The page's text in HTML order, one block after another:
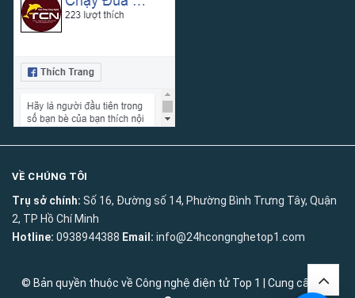
VỀ CHÚNG TÔI
Trụ sở chính: Số 16, Đường số 14, Phường Bình Trưng Tây, Quận
2, TP Hồ Chí Minh
Hotline: 0938944388 Email: info@24hcongnghetop1.com
© Bản quyền thuộc về Công nghệ điện tử Top 1
Cung cấp bởi